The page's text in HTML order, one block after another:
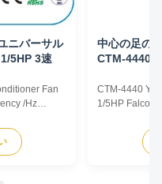
ニバーサル
5HP 3速
Fan
/Hz
50/60
中心の足の
CTM-4440
CTM-4440
1/5HP Falcon
dimensions